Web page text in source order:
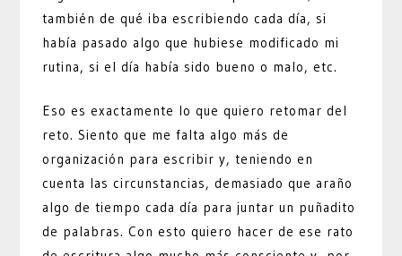
también de qué iba escribiendo cada día, si
había pasado algo que hubiese modificado mi
rutina, si el día había sido bueno o malo, etc.
Eso es exactamente lo que quiero retomar del
reto. Siento que me falta algo más de
organización para escribir y, teniendo en
cuenta las circunstancias, demasiado que araño
algo de tiempo cada día para juntar un puñadito
de palabras. Con esto quiero hacer de ese rato